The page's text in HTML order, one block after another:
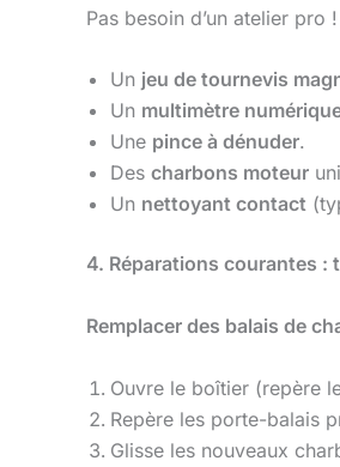
Pas besoin d’un atelier
Un jeu de tournevis
Un multimètre
Une pince à dénuder.
Des charbons moteur
Un nettoyant contact
4. Réparations courantes :
Remplacer des balais de
Ouvre le boîtier (repère
Repère les porte-balais
Glisse les nouveaux